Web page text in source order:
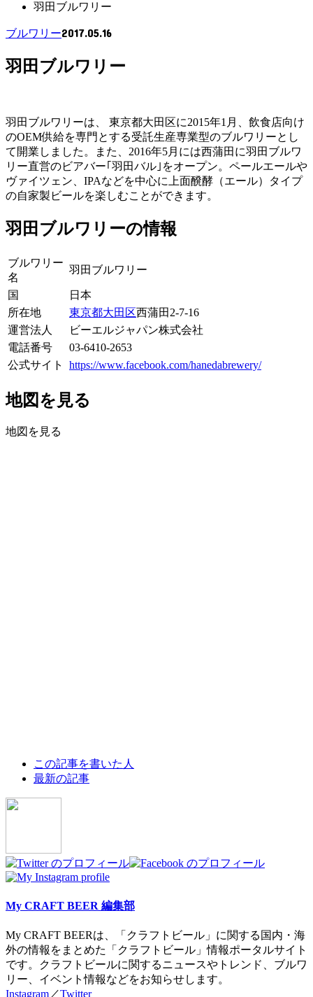
羽田ブルワリー
ブルワリー2017.05.16
羽田ブルワリー
羽田ブルワリーは、 東京都大田区に2015年1月、飲食店向け
のOEM供給を専門とする受託生産専業型のブルワリーとし
て開業しました。また、2016年5月には西蒲田に羽田ブルワ
リー直営のビアバー｢羽田バル｣をオープン。ペールエールや
ヴァイツェン、IPAなどを中心に上面醗酵（エール）タイプ
の自家製ビールを楽しむことができます。
羽田ブルワリーの情報
ブルワリー
名
羽田ブルワリー
国
日本
所在地
東京都大田区西蒲田2-7-16
運営法人
ビーエルジャパン株式会社
電話番号
03-6410-2653
公式サイト
https://www.facebook.com/hanedabrewery/
地図を見る
地図を見る
following
tabs
change
この記事を書いた人
最新の記事
My CRAFT BEER 編集部
My CRAFT BEERは、「クラフトビール」に関する国内・海
外の情報をまとめた「クラフトビール」情報ポータルサイト
です。クラフトビールに関するニュースやトレンド、ブルワ
リー、イベント情報などをお知らせします。
Instagram／Twitter